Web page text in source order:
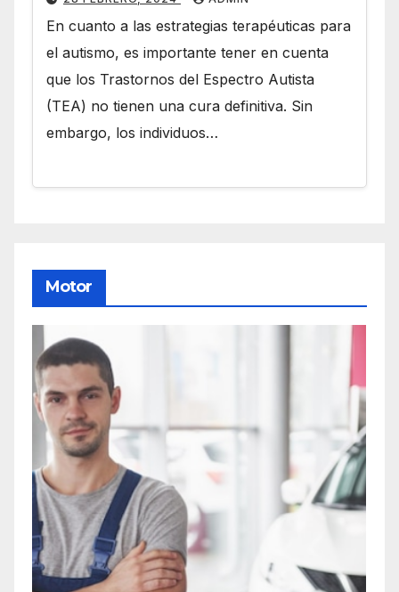
En cuanto a las estrategias terapéuticas para
el autismo, es importante tener en cuenta
que los Trastornos del Espectro Autista
(TEA) no tienen una cura definitiva. Sin
embargo, los individuos…
Motor